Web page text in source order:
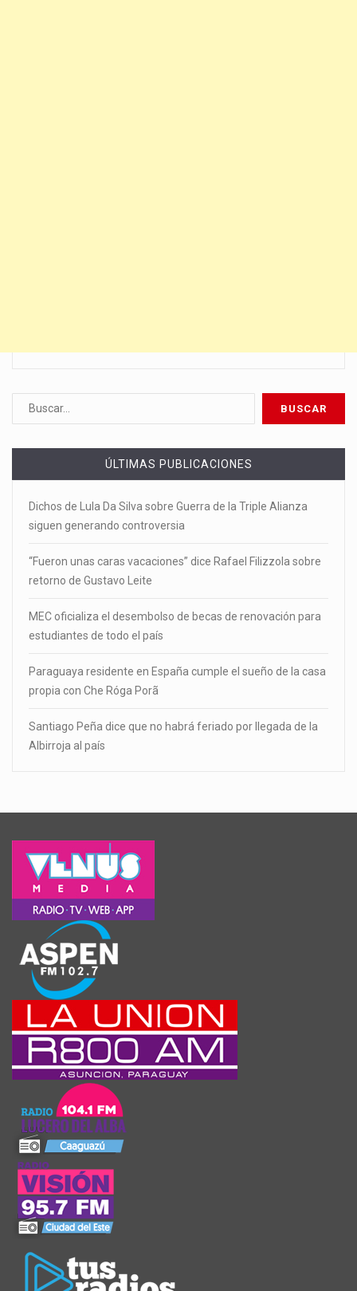
ÚLTIMAS PUBLICACIONES
Dichos de Lula Da Silva sobre Guerra de la Triple Alianza
siguen generando controversia
“Fueron unas caras vacaciones” dice Rafael Filizzola sobre
retorno de Gustavo Leite
MEC oficializa el desembolso de becas de renovación para
estudiantes de todo el país
Paraguaya residente en España cumple el sueño de la casa
propia con Che Róga Porã
Santiago Peña dice que no habrá feriado por llegada de la
Albirroja al país